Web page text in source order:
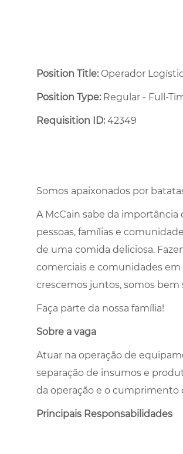
Position Title: Operador
Position Type:Regular - Full-
Requisition ID:42349
Somos apaixonados por
A McCain sabe da
pessoas, famílias e
de uma comida deliciosa.
comerciais e comunidades
crescemos juntos, somos bem
Faça parte da nossa família!
Sobre a vaga
Atuar na operação de
separação de insumos e
da operação e o cumprimento
Principais Responsabilidades